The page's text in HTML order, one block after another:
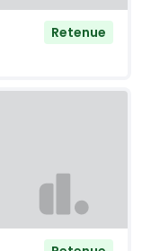
Retenue